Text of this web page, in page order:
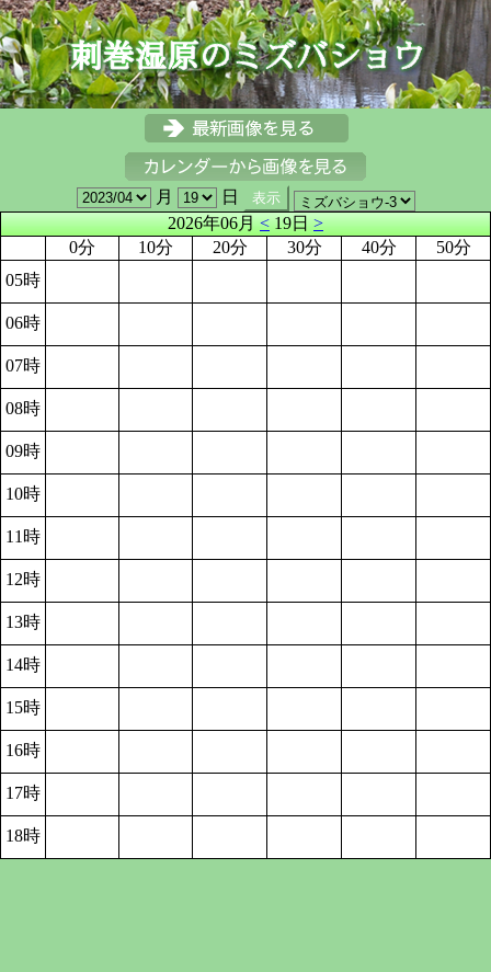
月
日
2026年06月<19日>
0分
10分 20分 30分 40分
50分
05時
06時
07時
08時
09時
10時
11時
12時
13時
14時
15時
16時
17時
18時